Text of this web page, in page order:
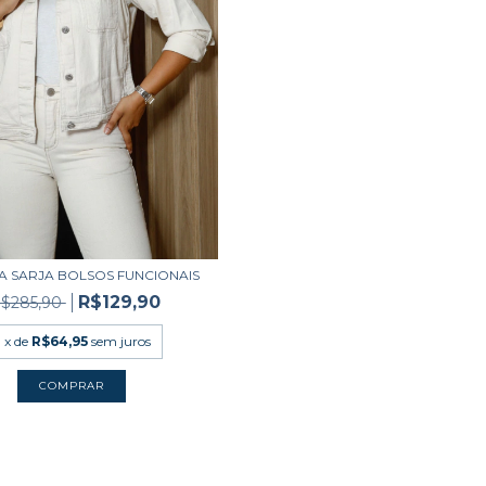
SARJA BOLSOS FUNCIONAIS
R$129,90
x de R$64,95 sem juros
COMPRAR